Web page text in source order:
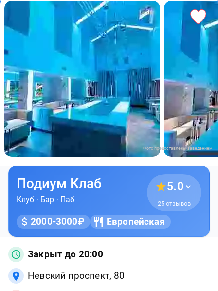
Фото предоставлены заведением
Подиум Клаб
Клуб · Бар · Паб
5.0
25 отзывов
2000-3000₽ Европейская
Закрыт до 20:00
Невский проспект, 80